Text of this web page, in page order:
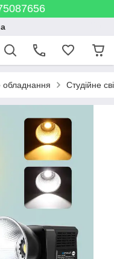
обладнання Студійне